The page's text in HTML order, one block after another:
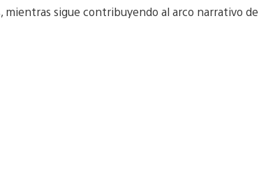
sigue contribuyendo al arco narrativo